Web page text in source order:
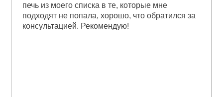
печь из моего списка в те, которые мне
подходят не попала, хорошо, что обратился за
консультацией. Рекомендую!